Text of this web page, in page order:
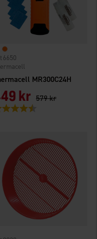
MR300C24H
6650
kr 579 kr